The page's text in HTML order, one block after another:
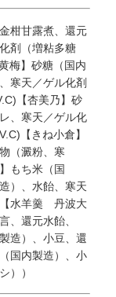
柑甘露煮、還元
剤（増粘多糖
梅】砂糖（国内
寒天／ゲル化剤
【杏美乃】砂
、寒天／ゲル化
【きね小倉】
（澱粉、寒
もち米（国
）、水飴、寒天
【水羊羹 丹波大
、還元水飴、
造）、小豆、還
国内製造）、小
））